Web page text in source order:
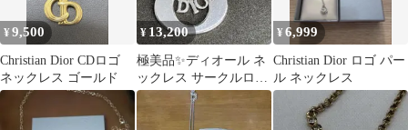
¥9,500
Christian Dior CDロゴ
ネックレス ゴールド
¥13,200
極美品✨ディオール ネ
ックレス サークルロゴ
チャーム シルバー
¥6,999
Christian Dior ロゴ パー
ル ネックレス